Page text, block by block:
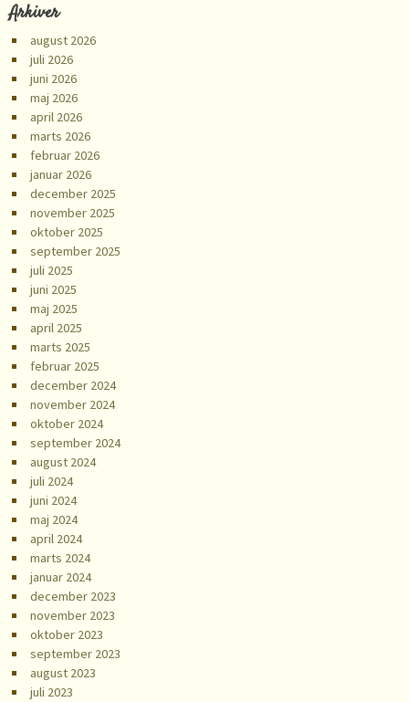
Arkiver
august 2026
juli 2026
juni 2026
maj 2026
april 2026
marts 2026
februar 2026
januar 2026
december 2025
november 2025
oktober 2025
september 2025
juli 2025
juni 2025
maj 2025
april 2025
marts 2025
februar 2025
december 2024
november 2024
oktober 2024
september 2024
august 2024
juli 2024
juni 2024
maj 2024
april 2024
marts 2024
januar 2024
december 2023
november 2023
oktober 2023
september 2023
august 2023
juli 2023